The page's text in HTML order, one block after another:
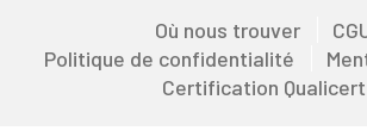
Où nous trouver
Politique de confidentialité
Certification Qualicert